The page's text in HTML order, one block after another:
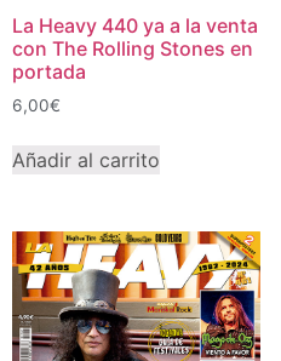
La Heavy 440 ya a la venta
con The Rolling Stones en
portada
6,00€
Añadir al carrito